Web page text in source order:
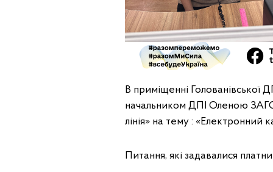
В приміщенні Голованівської
начальником ДПІ Оленою
лінія» на тему : «Електронний
Питання, які задавалися